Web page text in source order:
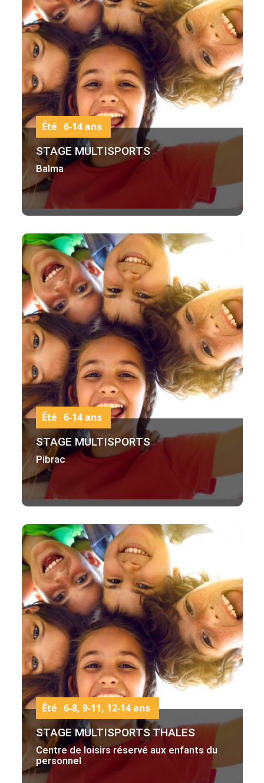
STAGE MULTISPORTS
Balma
Été 6-14 ans
STAGE MULTISPORTS
Pibrac
Été 6-14 ans
STAGE MULTISPORTS THALES
Centre de loisirs réservé aux enfants du
personnel
Été 6-8, 9-11, 12-14 ans